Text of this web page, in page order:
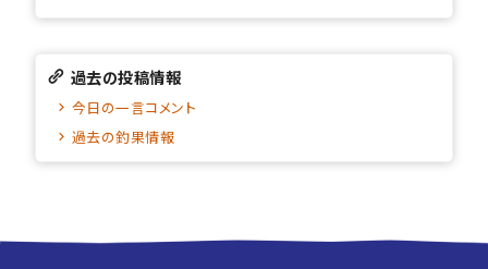
過去の投稿情報
今日の一言コメント
過去の釣果情報